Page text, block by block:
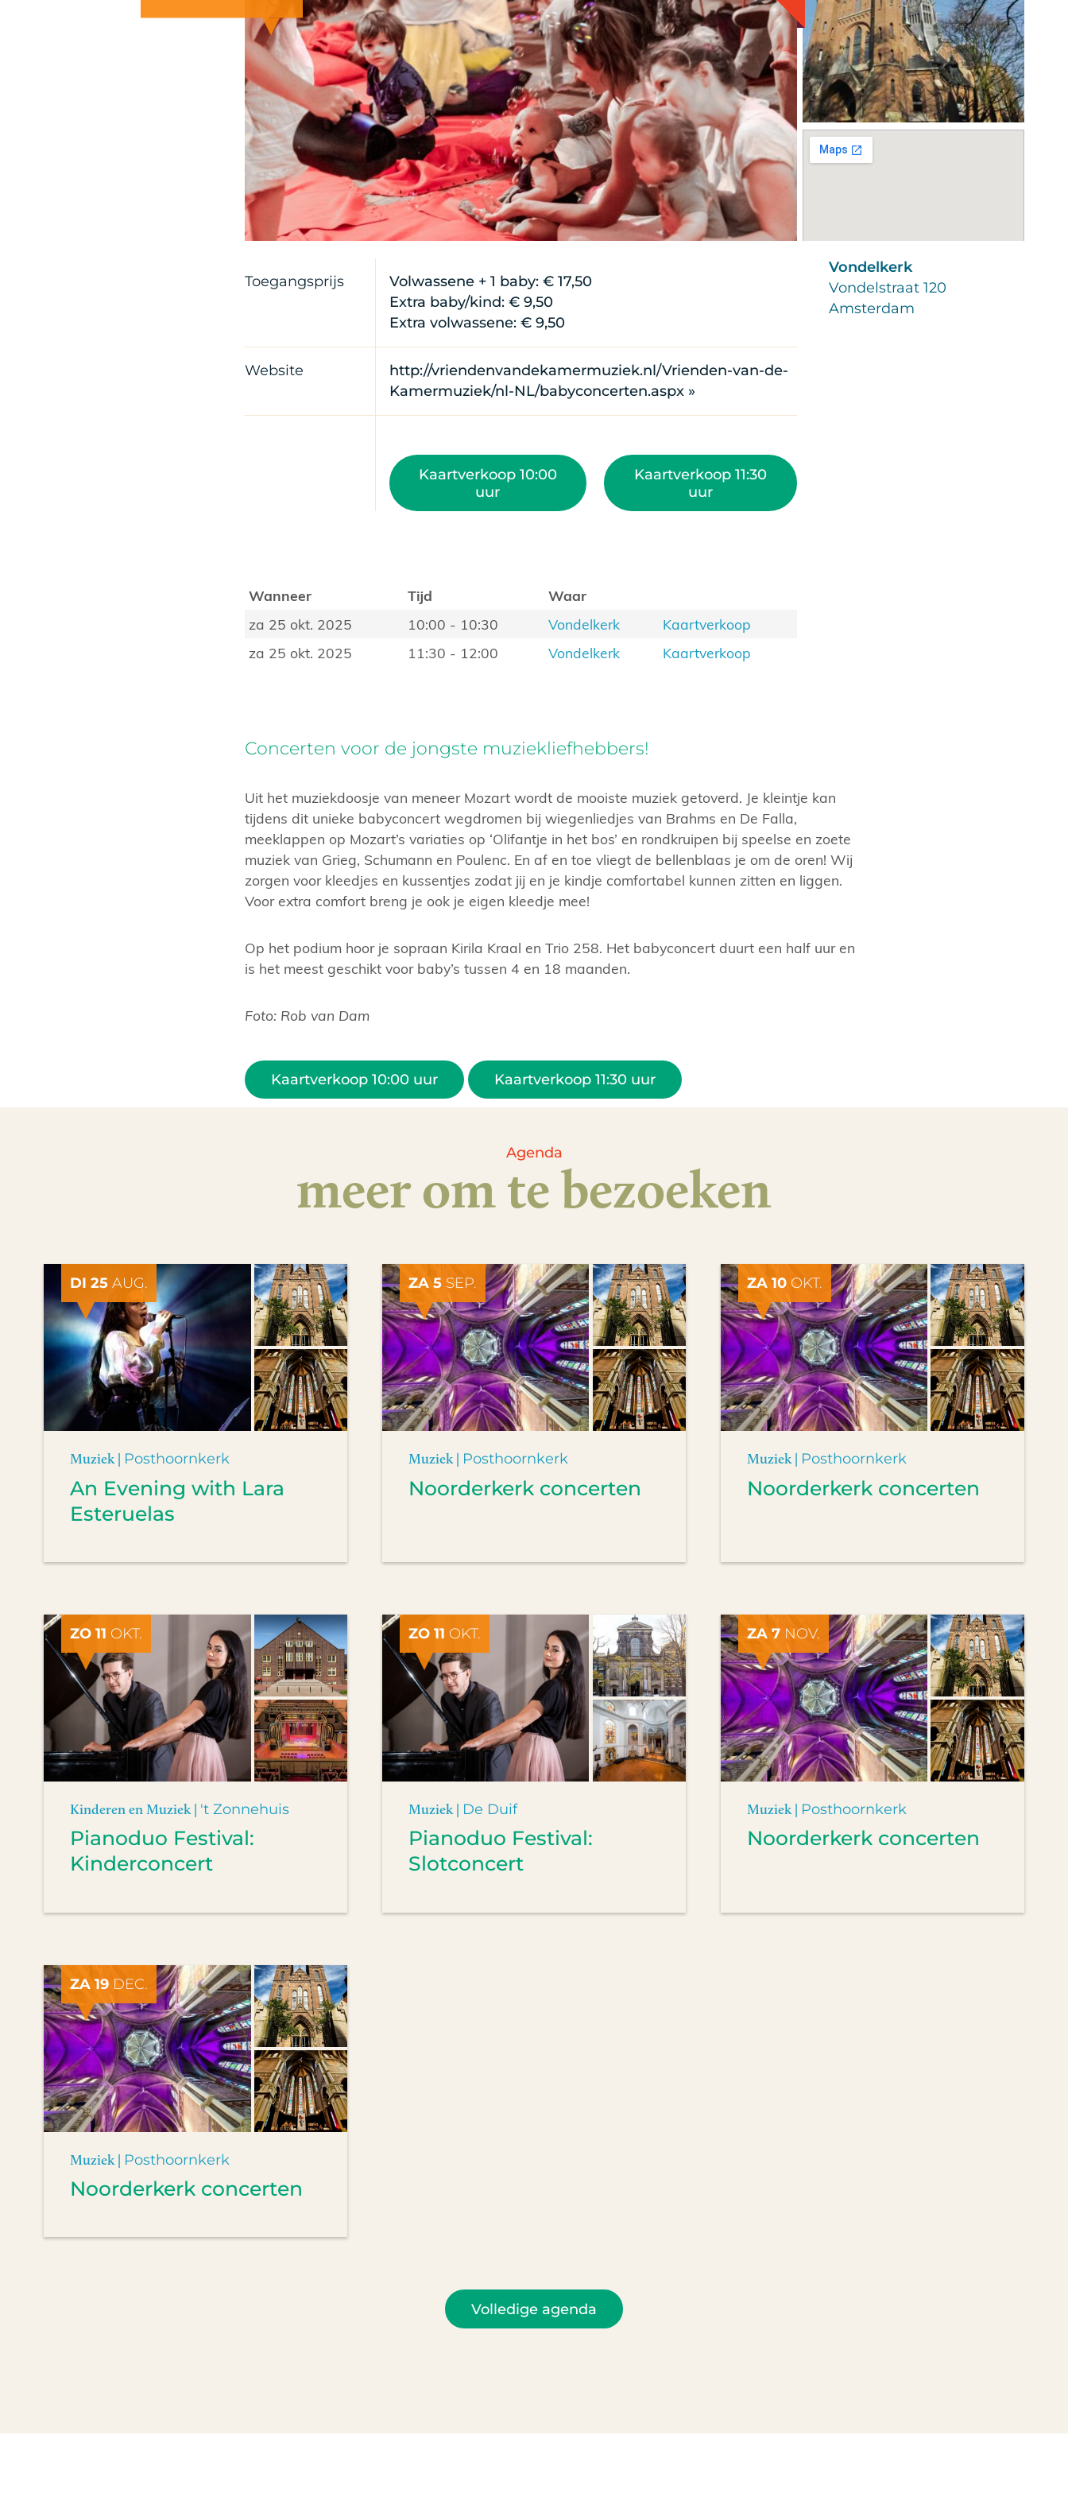
Toegangsprijs
Volwassene + 1 baby: € 17,50
Extra baby/kind: € 9,50
Extra volwassene: € 9,50
Website
http://vriendenvandekamermuziek.nl/Vrienden-van-de-
Kamermuziek/nl-NL/babyconcerten.aspx »
Kaartverkoop 10:00
uur
Kaartverkoop 11:30
uur
Wanneer Tijd
Waar
za 25 okt. 2025
10:00 - 10:30 Vondelkerk
Kaartverkoop
za 25 okt. 2025
11:30 - 12:00 Vondelkerk Kaartverkoop
Vondelkerk
Vondelstraat 120
Amsterdam
Concerten voor de jongste muziekliefhebbers!
Uit het muziekdoosje van meneer Mozart wordt de mooiste muziek getoverd. Je kleintje kan
tijdens dit unieke babyconcert wegdromen bij wiegenliedjes van Brahms en De Falla,
meeklappen op Mozart’s variaties op ‘Olifantje in het bos’ en rondkruipen bij speelse en zoete
muziek van Grieg, Schumann en Poulenc. En af en toe vliegt de bellenblaas je om de oren! Wij
zorgen voor kleedjes en kussentjes zodat jij en je kindje comfortabel kunnen zitten en liggen.
Voor extra comfort breng je ook je eigen kleedje mee!
Op het podium hoor je sopraan Kirila Kraal en Trio 258. Het babyconcert duurt een half uur en
is het meest geschikt voor baby’s tussen 4 en 18 maanden.
Foto: Rob van Dam
Kaartverkoop 10:00 uur Kaartverkoop 11:30 uur
Agenda
meer om te bezoeken
DI 25 AUG.
Muziek | Posthoornkerk
An Evening with Lara
Esteruelas
ZA 5SEP.
Muziek | Posthoornkerk
Noorderkerk concerten
ZA 10OKT.
Muziek | Posthoornkerk
Noorderkerk concerten
ZO 11 OKT.
Kinderen en Muziek | 't Zonnehuis
Pianoduo Festival:
Kinderconcert
ZO 11 OKT.
Muziek | De Duif
Pianoduo Festival:
Slotconcert
ZA 7NOV.
Muziek | Posthoornkerk
Noorderkerk concerten
ZA 19 DEC.
Muziek | Posthoornkerk
Noorderkerk concerten
Volledige agenda